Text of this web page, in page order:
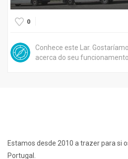
0
Conhece este Lar.
acerca do seu funcionamento
Estamos desde 2010 a trazer para si
Portugal.